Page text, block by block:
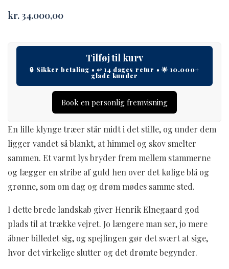
kr. 34.000,00
Tilføj til kurv
Book en personlig fremvisning
En lille klynge træer står midt i det stille, og under dem
ligger vandet så blankt, at himmel og skov smelter
sammen. Et varmt lys bryder frem mellem stammerne
og lægger en stribe af guld hen over det kølige blå og
grønne, som om dag og drøm mødes samme sted.
I dette brede landskab giver Henrik Elnegaard god
plads til at trække vejret. Jo længere man ser, jo mere
åbner billedet sig, og spejlingen gør det svært at sige,
hvor det virkelige slutter og det drømte begynder.